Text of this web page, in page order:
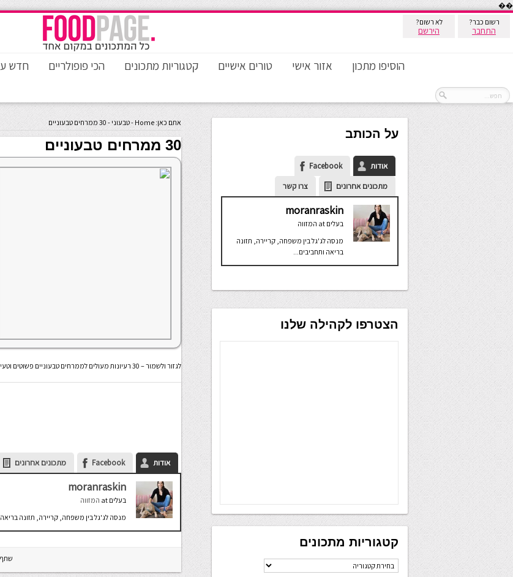
��
רשום כבר?
התחבר
לא רשום?
הירשם
הוסיפו מתכון אזור אישי טורים אישיים קטגוריות מתכונים הכי פופולריים חדש
אתם כאן: Home
-טבעוני - 30 ממרחים טבעוניים
30 ממרחים טבעוניים
לגזור ולשמור – 30 רעיונות מעולים לממרחים טבעוניים פשוטים וטעימים
אודות Facebook מתכונים אחרונים
moranraskin
בעלים
המזווה
מנסה לג'גל בין משפחה, קריירה, תזונה בריאה
שתף
על הכותב
אודות
Facebook
מתכונים אחרונים
צרו קשר
moranraskin
בעלים
המזווה
מנסה לג'גל בין משפחה, קריירה, תזונה
בריאה ותחביבים...
הצטרפו לקהילה שלנו
קטגוריות מתכונים
קטגוריות
מתכונים